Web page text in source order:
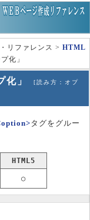
リファレンス > HTML
化」
」
[読み方：オプ
タグをグルー
HTML5
○